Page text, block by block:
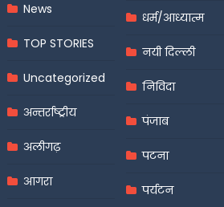
News
TOP STORIES
Uncategorized
अन्तर्राष्ट्रीय
अलीगढ़
आगरा
धर्म/आध्यात्म
नयी दिल्ली
निविदा
पंजाब
पटना
पर्यटन